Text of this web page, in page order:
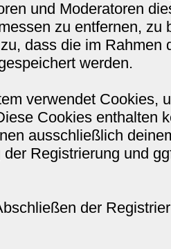
und Moderatoren
zu entfernen, zu
dass die im Rahmen
werden.
verwendet Cookies,
Cookies enthalten
ausschließlich
der Registrierung und
der